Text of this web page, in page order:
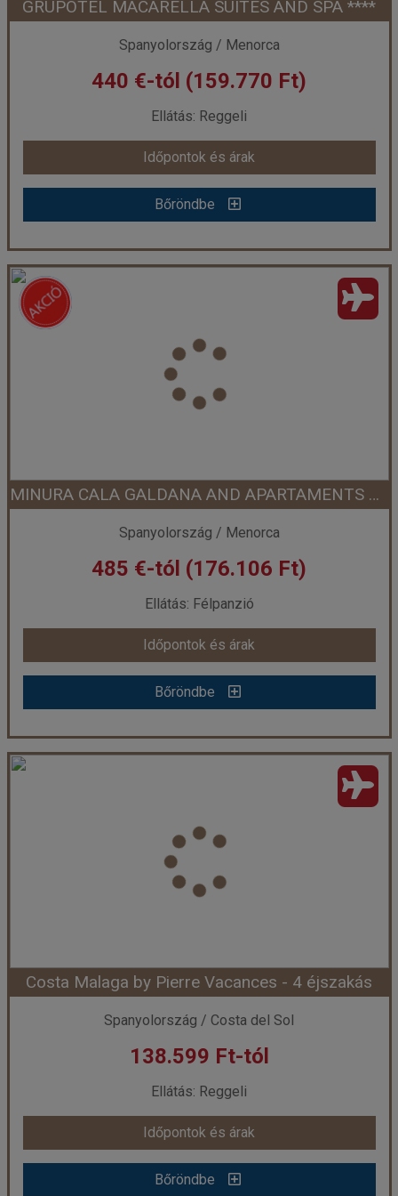
Időpont: 2026-10-13 | 4 éj
már 437 €-tól (158.463 Ft)
Időpontok és árak
Bőröndbe
GRUPOTEL MACARELLA SUITES AND SPA ****
Spanyolország / Menorca
440 €-tól (159.770 Ft)
Ellátás: Reggeli
Időpontok és árak
Bőröndbe
GRUPOTEL MACARELLA SUITES AND SPA ****
Város: Menorca
Utazás módja:
Repülővel
Ellátás:
Szálláskategória:Hotel ****
1 hálószobás lakosztály
Időpont: 2026-10-13 | 4 éj
már 440 €-tól (159.770 Ft)
Időpontok és árak
Bőröndbe
MINURA CALA GALDANA AND APARTAMENTS D AJANDAR ****
Spanyolország / Menorca
485 €-tól (176.106 Ft)
Ellátás: Félpanzió
Időpontok és árak
Bőröndbe
MINURA CALA GALDANA AND APARTAMENTS D AJANDAR ****
Város:Cala Galdana
Utazás módja:
Repülővel
Ellátás:
Szálláskategória:Hotel ****
Kétágyas szoba erkéllyel vagy terasszal
Időpont: 2026-10-13 | 4 éj
már 485 €-tól (176.106 Ft)
Időpontok és árak
Bőröndbe
Costa Malaga by Pierre Vacances - 4 éjszakás
Spanyolország / Costa del Sol
138.599 Ft-tól
Ellátás: Reggeli
Időpontok és árak
Bőröndbe